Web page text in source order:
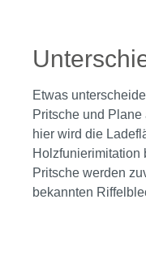
Etwas
Pritsche und Plane
hier wird die
Holzfunierimitation
Pritsche werden
bekannten